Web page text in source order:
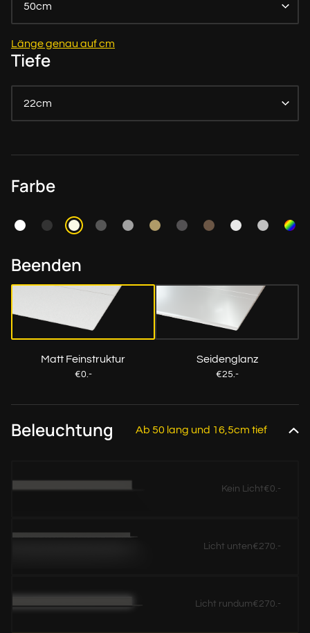
50cm
Länge genau auf cm
Tiefe
22cm
Farbe
Beenden
Matt Feinstruktur
€0.-
Seidenglanz
€25.-
Beleuchtung Ab 50 lang und 16,5cm tief
Kein Licht€0.-
Licht unten€270.-
Licht rundum€270.-